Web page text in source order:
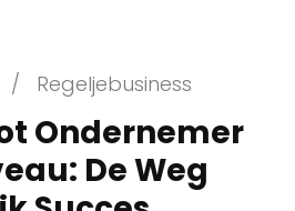
/ Regeljebusiness
Ondernemer
De Weg